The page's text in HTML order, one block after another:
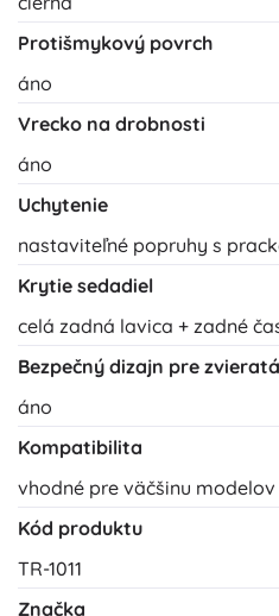
Protišmykový povrch
áno
Vrecko na drobnosti
áno
Uchytenie
nastaviteľné popruhy s
Krytie sedadiel
celá zadná lavica + zadné
Bezpečný dizajn pre zvieratá
áno
Kompatibilita
vhodné pre väčšinu
Kód produktu
TR-1011
Značka